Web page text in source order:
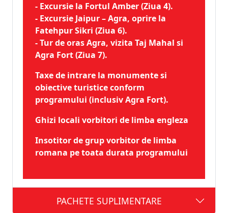
- Excursie la Fortul Amber (Ziua 4).
- Excursie Jaipur – Agra, oprire la
Fatehpur Sikri (Ziua 6).
- Tur de oras Agra, vizita Taj Mahal si
Agra Fort (Ziua 7).
Taxe de intrare la monumente si
obiective turistice conform
programului (inclusiv Agra Fort).
Ghizi locali vorbitori de limba engleza
Insotitor de grup vorbitor de limba
romana pe toata durata programului
PACHETE SUPLIMENTARE